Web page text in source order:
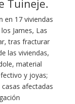
Tuineje.
en 17 viviendas
James, Las
tras fracturar
las viviendas,
material
y joyas;
afectadas